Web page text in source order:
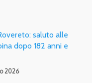
saluto alle
dopo 182 anni e
2026